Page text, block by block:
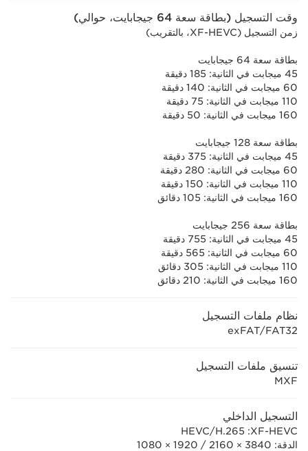
وقت التسجيل (بطاقة سعة 64 جيجابايت، حوالي)
زمن التسجيل (XF-HEVC، بالتقريب)
بطاقة سعة 64 جيجابايت
45 ميجابت في الثانية: 185 دقيقة
60 ميجابت في الثانية: 140 دقيقة
110 ميجابت في الثانية: 75 دقيقة
160 ميجابت في الثانية: 50 دقيقة
بطاقة سعة 128 جيجابايت
45 ميجابت في الثانية: 375 دقيقة
60 ميجابت في الثانية: 280 دقيقة
110 ميجابت في الثانية: 150 دقيقة
160 ميجابت في الثانية: 105 دقائق
بطاقة سعة 256 جيجابايت
45 ميجابت في الثانية: 755 دقيقة
60 ميجابت في الثانية: 565 دقيقة
110 ميجابت في الثانية: 305 دقائق
160 ميجابت في الثانية: 210 دقائق
نظام ملفات التسجيل
FAT32/‏exFAT
تنسيق ملفات التسجيل
MXF
التسجيل الداخلي
XF-HEVC:‏ H.265/‏HEVC
الدقة: 3840 × 2160 / 1920 × 1080